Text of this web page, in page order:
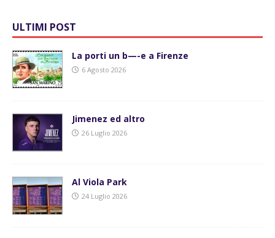
ULTIMI POST
La porti un b—-e a Firenze
6 Agosto 2026
Jimenez ed altro
26 Luglio 2026
Al Viola Park
24 Luglio 2026